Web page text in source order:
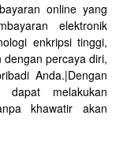
online yang
elektronik
enkripsi tinggi,
percaya diri,
Anda.|Dengan
dapat melakukan
khawatir akan